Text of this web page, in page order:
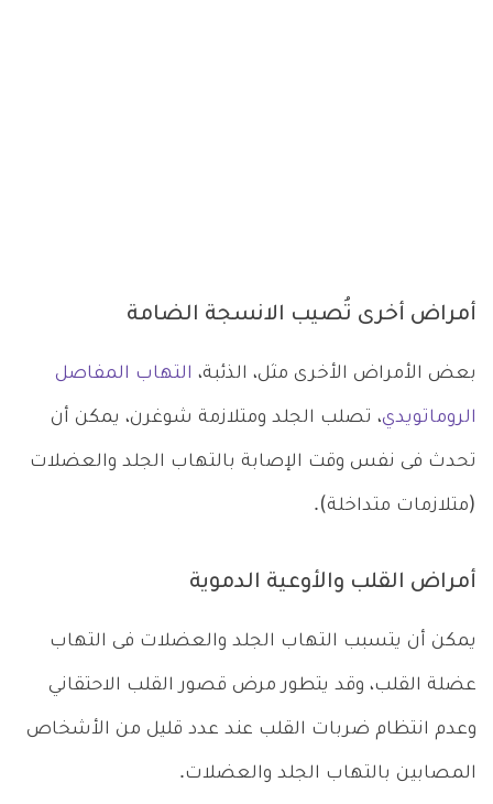
أمراض أخرى تُصيب الانسجة الضامة
بعض الأمراض الأخرى مثل، الذئبة، التهاب المفاصل
الروماتويدي، تصلب الجلد ومتلازمة شوغرن، يمكن أن
تحدث فى نفس وقت الإصابة بالتهاب الجلد والعضلات
(متلازمات متداخلة).
أمراض القلب والأوعية الدموية
يمكن أن يتسبب التهاب الجلد والعضلات فى التهاب
عضلة القلب، وقد يتطور مرض قصور القلب الاحتقاني
وعدم انتظام ضربات القلب عند عدد قليل من الأشخاص
المصابين بالتهاب الجلد والعضلات.